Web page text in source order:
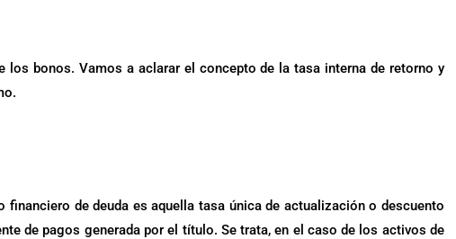
los bonos. Vamos a aclarar el concepto de la tasa interna de retorno y
financiero de deuda es aquella tasa única de actualización o descuento
de pagos generada por el título. Se trata, en el caso de los activos de